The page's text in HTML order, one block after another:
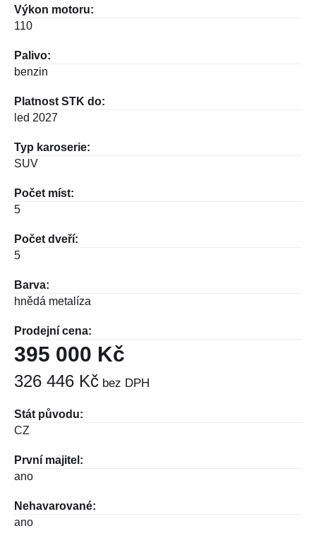
Výkon motoru:
110
Palivo:
benzin
Platnost STK do:
led 2027
Typ karoserie:
SUV
Počet míst:
5
Počet dveří:
5
Barva:
hnědá metalíza
Prodejní cena:
395 000 Kč
326 446 Kč bez DPH
Stát původu:
CZ
První majitel:
ano
Nehavarované:
ano